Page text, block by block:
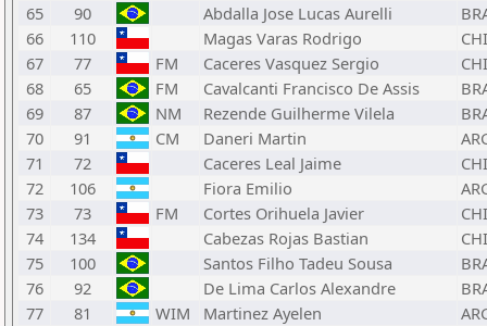
65
90 Abdalla Jose Lucas Aurelli
66
110 Magas Varas Rodrigo
CHI
67
77 FM Caceres Vasquez Sergio
CHI
68
65 FM Cavalcanti Francisco De Assis
69
87 NM Rezende Guilherme Vilela
70
91 CM Daneri Martin
71
72 Caceres Leal Jaime
CHI
72
106 Fiora Emilio
73
73 FM Cortes Orihuela Javier
CHI
74
134 Cabezas Rojas Bastian
CHI
75
100 Santos Filho Tadeu Sousa
76
92 De Lima Carlos Alexandre
77
81 WIM Martinez Ayelen